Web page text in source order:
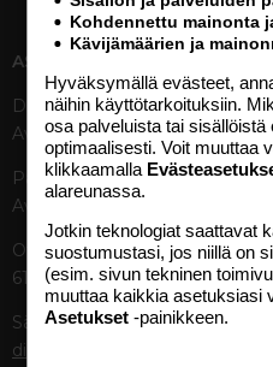
ASIAKASPALVELU
Digipalvelut (09) 156 6227
Avoinna ma–pe 8–19
Painettu lehti (09) 156 665
Avoinna ma–pe 8–19
Otavamedian vaihde (09) 156
61
Sähköposti (digi)
digi@otavamedia.fi
Kohdennettu mainonta
Kävijämäärien ja
Hyväksymällä evästeet,
näihin käyttötarkoituksiin.
osa palveluista tai sisällöistä
optimaalisesti. Voit muuttaa
klikkaamalla
alareunassa.
Jotkin teknologiat saattavat
suostumustasi, jos niillä on
(esim. sivun tekninen
muuttaa kaikkia asetuksiasi
Asetukset -painikkeen.